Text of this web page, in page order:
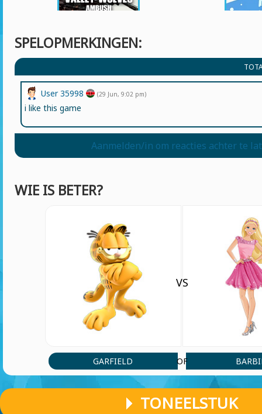
SPELOPMERKINGEN:
User 35998 (29 Jun, 9:02 pm)
i like this game
Aanmelden/in om reacties achter te
WIE IS BETER?
GARFIELD
VS
OF
TONEELSTUK